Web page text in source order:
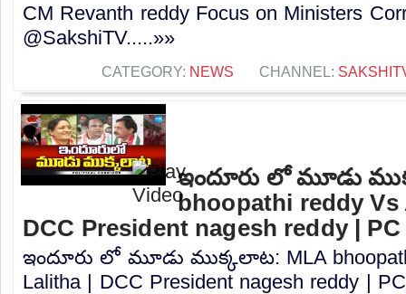
CM Revanth reddy Focus on Ministers
@SakshiTV.....»»
CATEGORY: NEWS CHANNEL:
ఇందూరు లో మూడు
bhoopathi reddy Vs
DCC President nagesh reddy | PC
ఇందూరు లో మూడు ముక్కలాట: MLA
Lalitha | DCC President nagesh reddy |